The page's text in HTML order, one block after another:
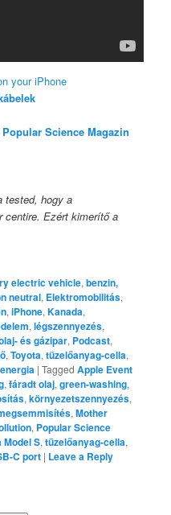
your iPhone
Popular Science Magazin
tested, hogy a
centire. Ezért kimerítő a
electric vehicle,benzin,
neutral, Elektromobilitás,
,iPhone,Kanada,
,légszennyezés,
és gázipar, Podcast,
,Toyota,tüzelőanyag-cella,
|Tagged Apple Event
,fáradt olaj,green-washing,
,környezetszennyezés,
,Mother
, Popular Science
Model S,tüzelőanyag-cella,
C port | Leave a Reply